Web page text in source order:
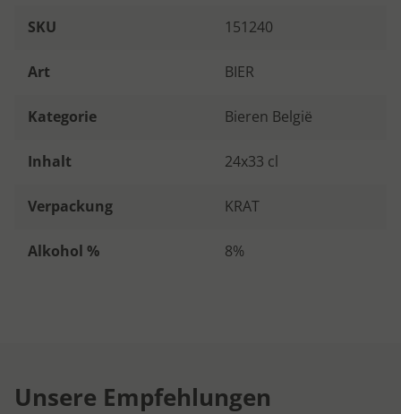
SKU 151240
Art BIER
Kategorie Bieren België
Inhalt 24x33 cl
Verpackung KRAT
Alkohol % 8%
Unsere Empfehlungen